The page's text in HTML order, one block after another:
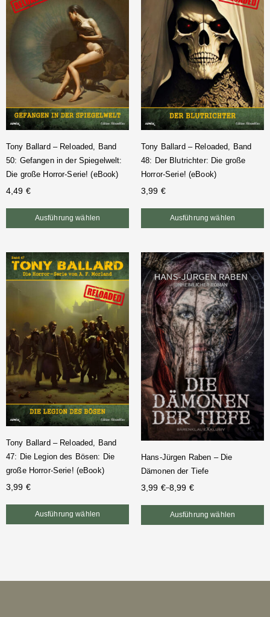
Tony Ballard – Reloaded, Band
50: Gefangen in der Spiegelwelt:
Die große Horror-Serie! (eBook)
4,49 €
Ausführung wählen
Tony Ballard – Reloaded, Band
48: Der Blutrichter: Die große
Horror-Serie! (eBook)
3,99 €
Ausführung wählen
Tony Ballard – Reloaded, Band
47: Die Legion des Bösen: Die
große Horror-Serie! (eBook)
3,99 €
Ausführung wählen
Hans-Jürgen Raben – Die
Dämonen der Tiefe
3,99 €–8,99 €
Ausführung wählen